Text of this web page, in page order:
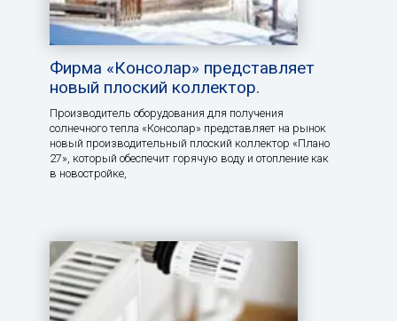
Фирма «Консолар» представляет
новый плоский коллектор.
Производитель оборудования для получения
солнечного тепла «Консолар» представляет на рынок
новый производительный плоский коллектор «Плано
27», который обеспечит горячую воду и отопление как
в новостройке,